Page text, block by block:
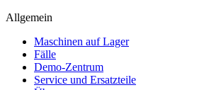
Allgemein
Maschinen auf Lager
Fälle
Demo-Zentrum
Service und Ersatzteile